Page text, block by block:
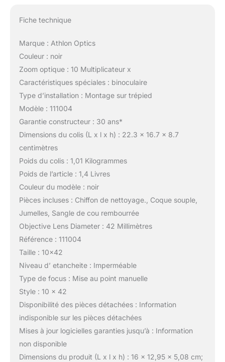
Fiche technique
Marque : Athlon Optics
Couleur : noir
Zoom optique : 10 Multiplicateur x
Caractéristiques spéciales : binoculaire
Type d’installation : Montage sur trépied
Modèle : 111004
Garantie constructeur : 30 ans*
Dimensions du colis (L x l x h) : 22.3 x 16.7 x 8.7
centimètres
Poids du colis : 1,01 Kilogrammes
Poids de l’article : 1,4 Livres
Couleur du modèle : noir
Pièces incluses : Chiffon de nettoyage., Coque souple,
Jumelles, Sangle de cou rembourrée
Objective Lens Diameter : 42 Millimètres
Référence : 111004
Taille : 10×42
Niveau d’ etancheite : Imperméable
Type de focus : Mise au point manuelle
Style : 10 x 42
Disponibilité des pièces détachées : Information
indisponible sur les pièces détachées
Mises à jour logicielles garanties jusqu’à : Information
non disponible
Dimensions du produit (L x l x h) : 16 x 12,95 x 5,08 cm;